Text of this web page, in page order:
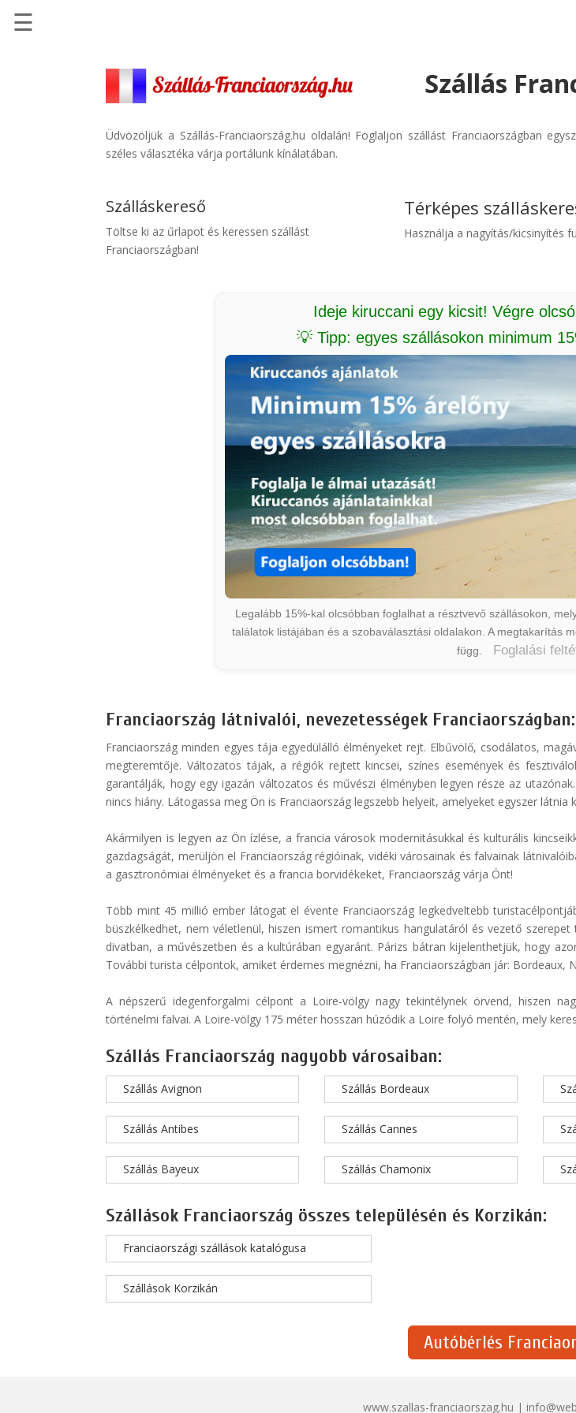
Szállásinfo.eu
Repülőjegy
Autóbérlés
☰
Szállás
Üdvözöljük a Szállás-Franciaország.hu oldalán! Foglaljon szállást Franciaországban
széles választéka várja portálunk kínálatában.
Szálláskereső
Töltse ki az űrlapot és keressen szállást
Franciaországban!
Térképes
Használja a nagyítás/kicsinyítés
Ideje kiruccani egy kicsit! Végre
💡 Tipp: egyes szállásokon minimum
Legalább 15%-kal olcsóbban foglalhat a résztvevő szállásokon,
találatok listájában és a szobaválasztási oldalakon. A megtakarítás
függ.
Foglalási
Franciaország látnivalói, nevezetességek Franciaországban:
Franciaország minden egyes tája egyedülálló élményeket rejt. Elbűvölő, csodálatos,
megteremtője. Változatos tájak, a régiók rejtett kincsei, színes események és
garantálják, hogy egy igazán változatos és művészi élményben legyen része az
nincs hiány. Látogassa meg Ön is Franciaország legszebb helyeit, amelyeket egyszer látnia
Akármilyen is legyen az Ön ízlése, a francia városok modernitásukkal és kulturális
gazdagságát, merüljön el Franciaország régióinak, vidéki városainak és falvainak
a gasztronómiai élményeket és a francia borvidékeket, Franciaország várja Önt!
Több mint 45 millió ember látogat el évente Franciaország legkedveltebb
büszkélkedhet, nem véletlenül, hiszen ismert romantikus hangulatáról és vezető
divatban, a művészetben és a kultúrában egyaránt. Párizs bátran kijelenthetjük, hogy
További turista célpontok, amiket érdemes megnézni, ha Franciaországban jár: Bordeaux,
A népszerű idegenforgalmi célpont a Loire-völgy nagy tekintélynek örvend, hiszen
történelmi falvai. A Loire-völgy 175 méter hosszan húzódik a Loire folyó mentén, mely
Szállás Franciaország nagyobb városaiban:
Szállás Avignon
Szállás Antibes
Szállás Bayeux
Szállás Bordeaux
Szállás Cannes
Szállás Chamonix
Szállások Franciaország összes településén és Korzikán:
Franciaországi szállások katalógusa
Szállások Korzikán
Autóbérlés
www.szallas-franciaorszag.hu |